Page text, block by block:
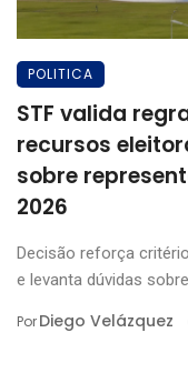
POLITICA
STF valida
recursos
sobre
2026
Decisão reforça
e levanta dúvidas
PorDiego Velázquez